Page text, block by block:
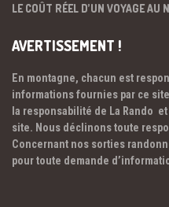
LE COÛT RÉEL D’UN VOYAGE AU
AVERTISSEMENT !
En montagne, chacun est
informations fournies par ce
la responsabilité de La Rando
site. Nous déclinons toute
Concernant nos sorties
pour toute demande